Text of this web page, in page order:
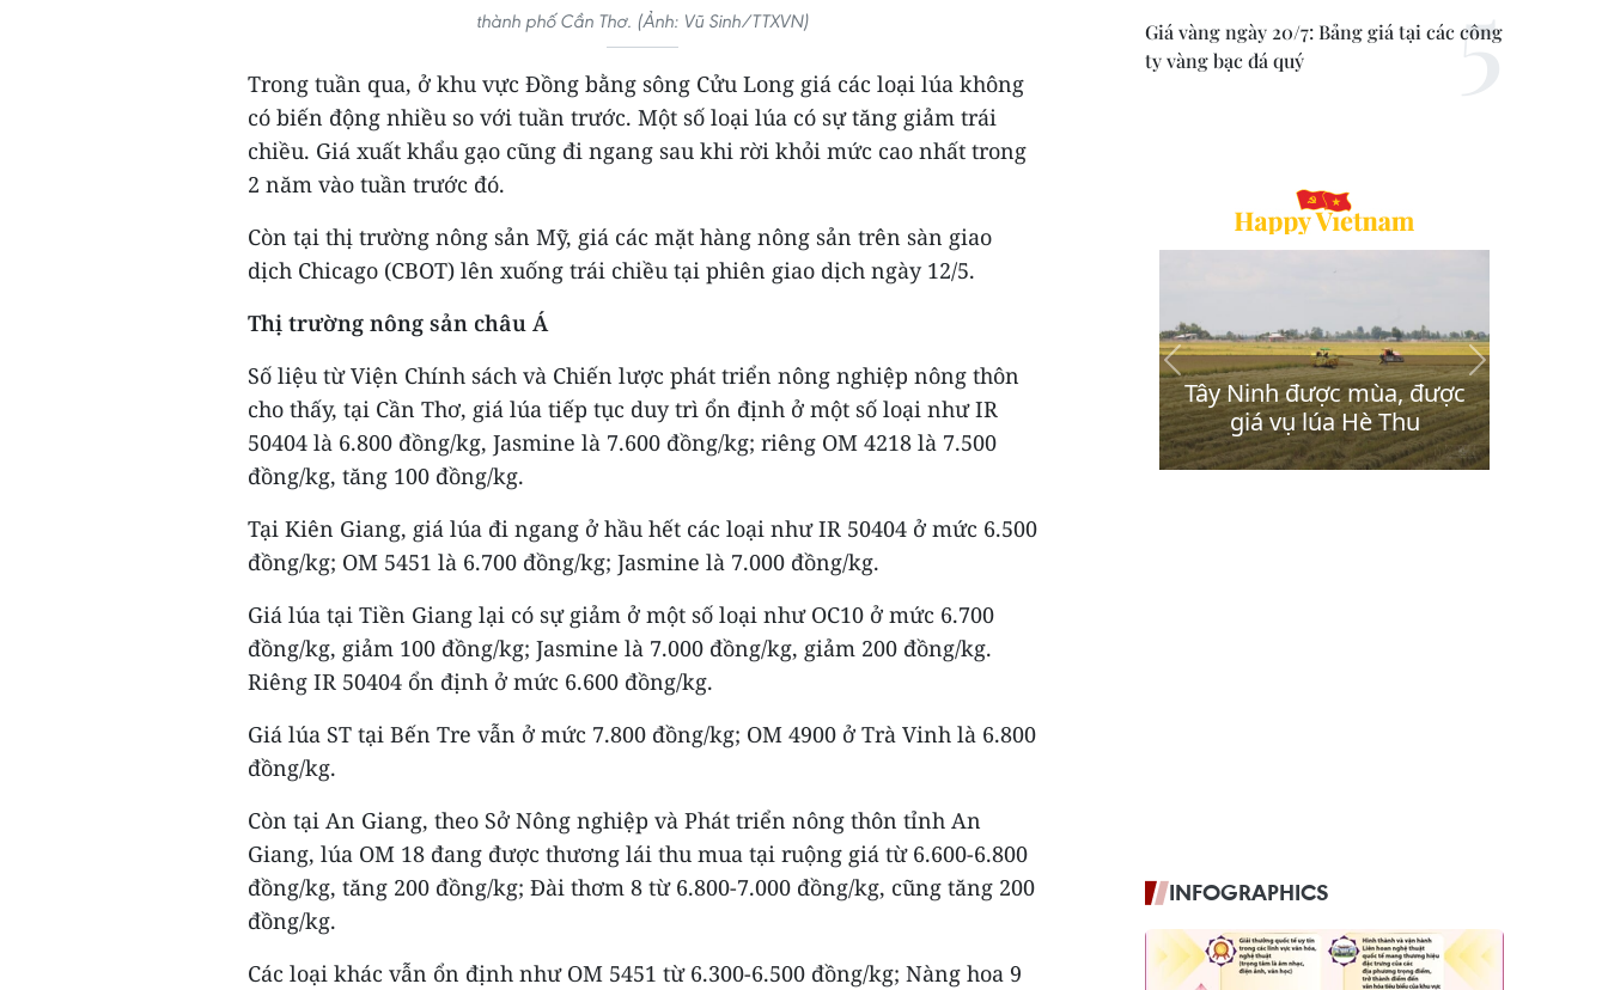
thành phố Cần Thơ. (Ảnh: Vũ Sinh/TTXVN)
Trong tuần qua, ở khu vực Đồng bằng sông Cửu Long giá các loại lúa không
có biến động nhiều so với tuần trước. Một số loại lúa có sự tăng giảm trái
chiều. Giá xuất khẩu gạo cũng đi ngang sau khi rời khỏi mức cao nhất trong
2 năm vào tuần trước đó.
Còn tại thị trường nông sản Mỹ, giá các mặt hàng nông sản trên sàn giao
dịch Chicago (CBOT) lên xuống trái chiều tại phiên giao dịch ngày 12/5.
Thị trường nông sản châu Á
Số liệu từ Viện Chính sách và Chiến lược phát triển nông nghiệp nông thôn
cho thấy, tại Cần Thơ, giá lúa tiếp tục duy trì ổn định ở một số loại như IR
50404 là 6.800 đồng/kg, Jasmine là 7.600 đồng/kg; riêng OM 4218 là 7.500
đồng/kg, tăng 100 đồng/kg.
Tại Kiên Giang, giá lúa đi ngang ở hầu hết các loại như IR 50404 ở mức 6.500
đồng/kg; OM 5451 là 6.700 đồng/kg; Jasmine là 7.000 đồng/kg.
Giá lúa tại Tiền Giang lại có sự giảm ở một số loại như OC10 ở mức 6.700
đồng/kg, giảm 100 đồng/kg; Jasmine là 7.000 đồng/kg, giảm 200 đồng/kg.
Riêng IR 50404 ổn định ở mức 6.600 đồng/kg.
Giá lúa ST tại Bến Tre vẫn ở mức 7.800 đồng/kg; OM 4900 ở Trà Vinh là 6.800
đồng/kg.
Còn tại An Giang, theo Sở Nông nghiệp và Phát triển nông thôn tỉnh An
Giang, lúa OM 18 đang được thương lái thu mua tại ruộng giá từ 6.600-6.800
đồng/kg, tăng 200 đồng/kg; Đài thơm 8 từ 6.800-7.000 đồng/kg, cũng tăng 200
đồng/kg.
Các loại khác vẫn ổn định như OM 5451 từ 6.300-6.500 đồng/kg; Nàng hoa 9
Giá vàng ngày 20/7: Bảng giá tại các công
ty vàng bạc đá quý
INFOGRAPHICS